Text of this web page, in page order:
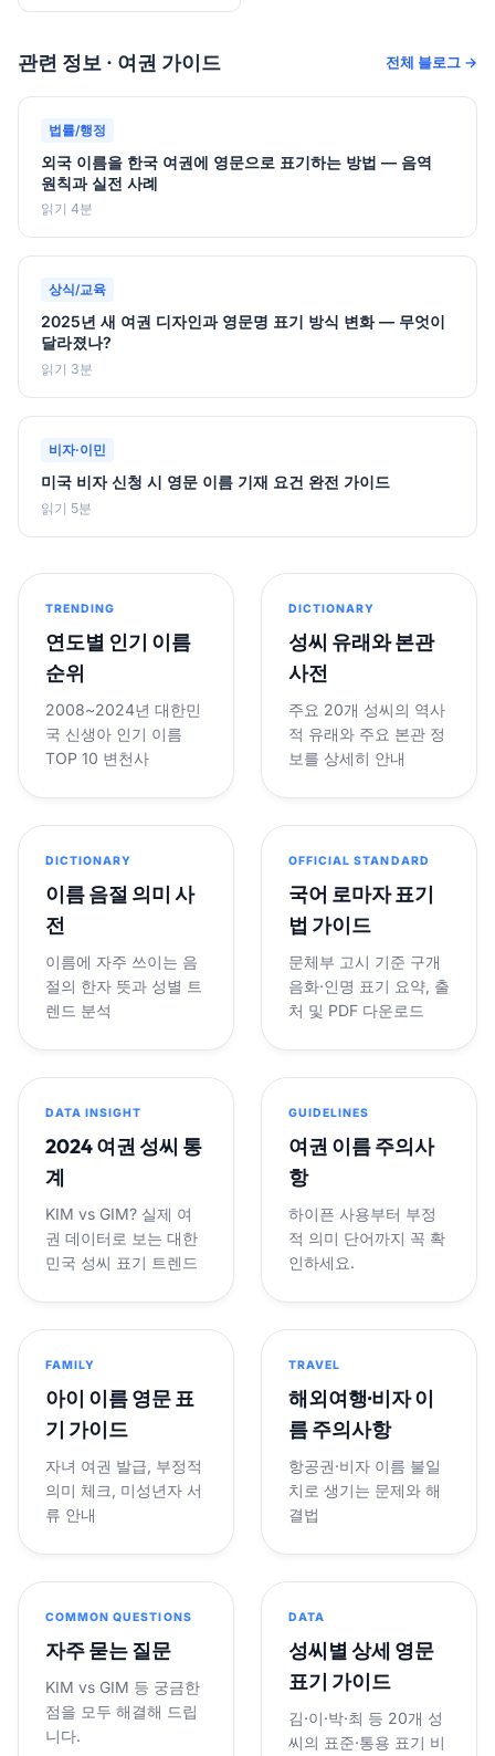
관련 정보 · 여권 가이드 전체 블로그 →
법률/행정
외국 이름을 한국 여권에 영문으로 표기하는 방법 — 음역
원칙과 실전 사례
읽기 4분
상식/교육
2025년 새 여권 디자인과 영문명 표기 방식 변화 — 무엇이
달라졌나?
읽기 3분
비자·이민
미국 비자 신청 시 영문 이름 기재 요건 완전 가이드
읽기 5분
TRENDING
연도별 인기 이름
순위
2008~2024년 대한민
국 신생아 인기 이름
TOP 10 변천사
DICTIONARY
성씨 유래와 본관
사전
주요 20개 성씨의 역사
적 유래와 주요 본관 정
보를 상세히 안내
DICTIONARY
이름 음절 의미 사
전
이름에 자주 쓰이는 음
절의 한자 뜻과 성별 트
렌드 분석
OFFICIAL STANDARD
국어 로마자 표기
법 가이드
문체부 고시 기준 구개
음화·인명 표기 요약, 출
처 및 PDF 다운로드
DATA INSIGHT
2024 여권 성씨 통
계
KIM vs GIM? 실제 여
권 데이터로 보는 대한
민국 성씨 표기 트렌드
GUIDELINES
여권 이름 주의사
항
하이픈 사용부터 부정
적 의미 단어까지 꼭 확
인하세요.
FAMILY
아이 이름 영문 표
기 가이드
자녀 여권 발급, 부정적
의미 체크, 미성년자 서
류 안내
TRAVEL
해외여행·비자 이
름 주의사항
항공권·비자 이름 불일
치로 생기는 문제와 해
결법
COMMON QUESTIONS
자주 묻는 질문
KIM vs GIM 등 궁금한
점을 모두 해결해 드립
니다.
DATA
성씨별 상세 영문
표기 가이드
김·이·박·최 등 20개 성
씨의 표준·통용 표기 비